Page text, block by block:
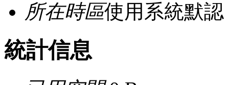
所在時區使用系統默認
統計信息